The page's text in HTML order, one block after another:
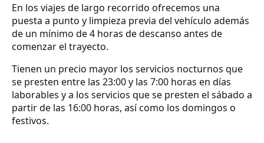
En los viajes de largo recorrido ofrecemos una
puesta a punto y limpieza previa del vehículo además
de un mínimo de 4 horas de descanso antes de
comenzar el trayecto.
Tienen un precio mayor los servicios nocturnos que
se presten entre las 23:00 y las 7:00 horas en días
laborables y a los servicios que se presten el sábado a
partir de las 16:00 horas, así como los domingos o
festivos.